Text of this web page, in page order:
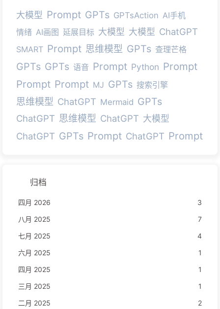
大模型 Prompt GPTs GPTsAction AI手机
情绪 AI画图 延展目标 大模型 大模型 ChatGPT
SMART Prompt 思维模型 GPTs 查理芒格
GPTs GPTs 语音 Prompt Python Prompt
Prompt Prompt MJ GPTs 搜索引擎
思维模型 ChatGPT Mermaid GPTs
ChatGPT 思维模型 ChatGPT 大模型
ChatGPT GPTs Prompt ChatGPT Prompt
归档
四月 2026
3
八月 2025
7
七月 2025
4
六月 2025
1
四月 2025
1
三月 2025
1
二月 2025
2